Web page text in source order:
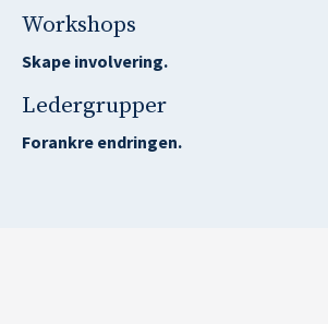
Workshops
Skape involvering.
Ledergrupper
Forankre endringen.